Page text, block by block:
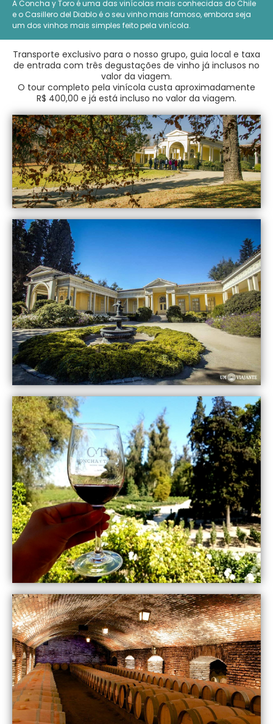
A Concha y Toro é uma das vinícolas mais conhecidas do Chile
e o Casillero del Diablo é o seu vinho mais famoso, embora seja
um dos vinhos mais simples feito pela vinícola.
Transporte exclusivo para o nosso grupo, guia local e taxa
de entrada com três degustações de vinho já inclusos no
valor da viagem.
O tour completo pela vinícola custa aproximadamente
R$ 400,00 e já está incluso no valor da viagem.